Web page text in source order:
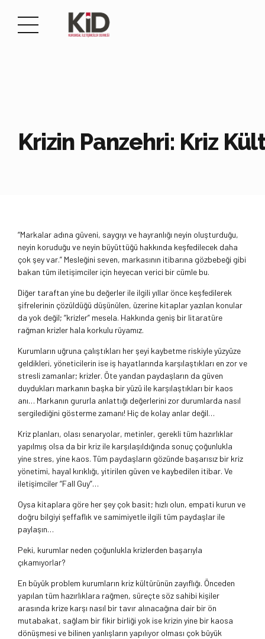
Krizin Panzehri: Kriz
“Markalar adına güveni, saygıyı ve hayranlığı neyin oluşturduğu,
neyin koruduğu ve neyin büyüttüğü hakkında keşfedilecek daha
çok şey var.” Mesleğini seven, markasının itibarına gözbebeği gibi
bakan tüm iletişimciler için heyecan verici bir cümle bu.
Diğer taraftan yine bu değerler ile ilgili yıllar önce keşfedilerek
şifrelerinin çözüldüğü düşünülen, üzerine kitaplar yazılan konular
da yok değil; “krizler” mesela. Hakkında geniş bir litaratüre
rağman krizler hala korkulu rüyamız.
Kurumların uğruna çalıştıkları her şeyi kaybetme riskiyle yüzyüze
geldikleri, yöneticilerin ise iş hayatlarında karşılaştıkları en zor ve
stresli zamanlar; krizler. Öte yandan paydaşların da güven
duydukları markanın başka bir yüzü ile karşılaştıkları bir kaos
anı… Markanın gururla anlattığı değerlerini zor durumlarda nasıl
sergilediğini gösterme zamanı! Hiç de kolay anlar değil…
Kriz planları, olası senaryolar, metinler, gerekli tüm hazırlıklar
yapılmış olsa da bir kriz ile karşılaşıldığında sonuç çoğunlukla
yine stres, yine kaos. Tüm paydaşların gözünde başarısız bir kriz
yönetimi, hayal kırıklığı, yitirilen güven ve kaybedilen itibar. Ve
iletişimciler “Fall Guy”…
Oysa kitaplara göre her şey çok basit; hızlı olun, empati kurun ve
doğru bilgiyi şeffaflık ve samimiyetle ilgili tüm paydaşlar ile
paylaşın…
Peki, kurumlar neden çoğunlukla krizlerden başarıyla
çıkamıyorlar?
En büyük problem kurumların kriz kültürünün zayıflığı. Önceden
yapılan tüm hazırlıklara rağmen, süreçte söz sahibi kişiler
arasında krize karşı nasıl bir tavır alınacağına dair bir ön
mutabakat, sağlam bir fikir birliği yok ise krizin yine bir kaosa
dönüşmesi ve bilinen yanlışların yapılıyor olması çok büyük